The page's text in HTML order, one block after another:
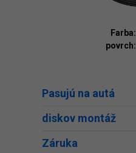
Farba:
povrch:
Pasujú na autá
diskov montáž
Záruka